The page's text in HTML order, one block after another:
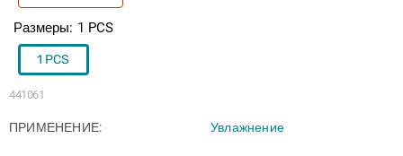
441061
Размеры 1 PCS
1 PCS
ПРИМЕНЕНИЕ Увлажнение